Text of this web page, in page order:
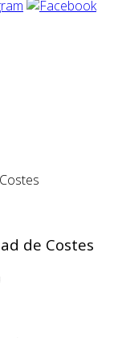
de Costes